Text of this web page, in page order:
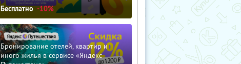
Бесплатно -10%
Бронирование отелей, квартир и
иного жилья в сервисе «Яндекс